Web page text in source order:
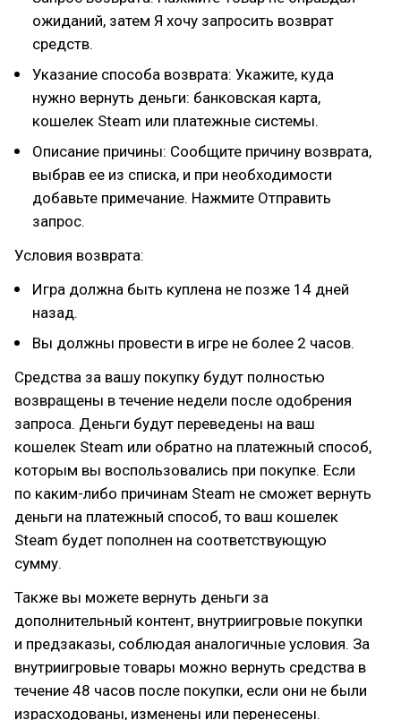
ожиданий, затем Я хочу запросить возврат
средств.
Указание способа возврата: Укажите, куда
нужно вернуть деньги: банковская карта,
кошелек Steam или платежные системы.
Описание причины: Сообщите причину возврата,
выбрав ее из списка, и при необходимости
добавьте примечание. Нажмите Отправить
запрос.
Условия возврата:
Игра должна быть куплена не позже 14 дней
назад.
Вы должны провести в игре не более 2 часов.
Средства за вашу покупку будут полностью
возвращены в течение недели после одобрения
запроса. Деньги будут переведены на ваш
кошелек Steam или обратно на платежный способ,
которым вы воспользовались при покупке. Если
по каким-либо причинам Steam не сможет вернуть
деньги на платежный способ, то ваш кошелек
Steam будет пополнен на соответствующую
сумму.
Также вы можете вернуть деньги за
дополнительный контент, внутриигровые покупки
и предзаказы, соблюдая аналогичные условия. За
внутриигровые товары можно вернуть средства в
течение 48 часов после покупки, если они не были
израсходованы, изменены или перенесены.